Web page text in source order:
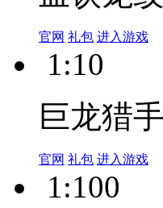
官网 礼包 进入游戏
1:100
官网 礼包 进入游戏
1:10